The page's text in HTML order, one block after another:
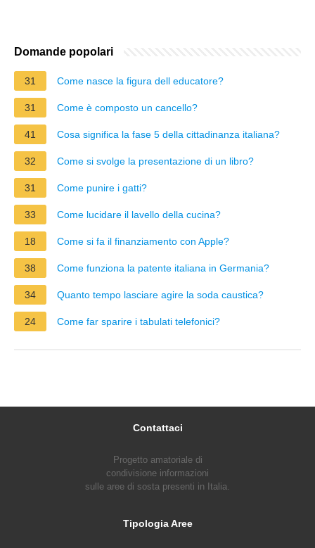
Domande popolari
31 Come nasce la figura dell educatore?
31 Come è composto un cancello?
41 Cosa significa la fase 5 della cittadinanza italiana?
32 Come si svolge la presentazione di un libro?
31 Come punire i gatti?
33 Come lucidare il lavello della cucina?
18 Come si fa il finanziamento con Apple?
38 Come funziona la patente italiana in Germania?
34 Quanto tempo lasciare agire la soda caustica?
24 Come far sparire i tabulati telefonici?
Contattaci
Progetto amatoriale di
condivisione informazioni
sulle aree di sosta presenti in Italia.
Tipologia Aree